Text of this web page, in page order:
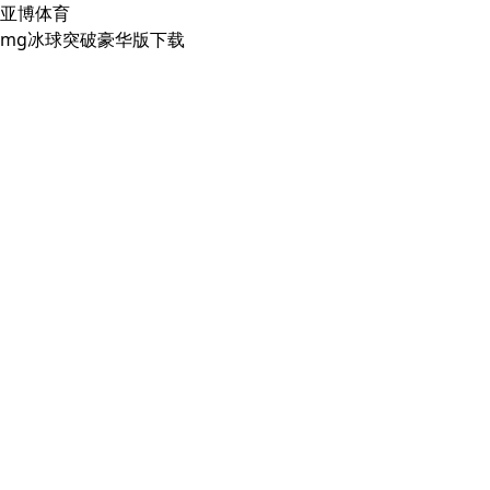
亚博体育
mg冰球突破豪华版下载